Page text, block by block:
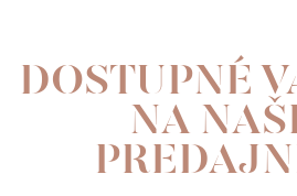
DOSTUPNÉ
NA